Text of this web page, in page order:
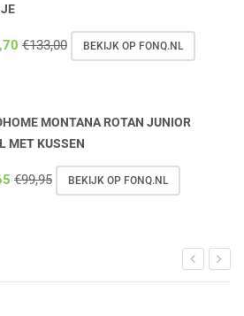
€133,00 BEKIJK OP FONQ.NL
MONTANA ROTAN JUNIOR
MET KUSSEN
€99,95 BEKIJK OP FONQ.NL